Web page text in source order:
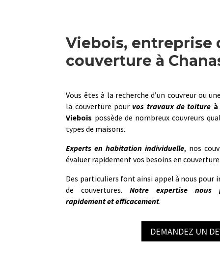
Viebois, entreprise
couverture à
Vous êtes à la recherche d’un couvreur ou
la couverture pour vos travaux de toiture à
Viebois possède de nombreux couvreurs
types de maisons.
Experts en habitation individuelle, nos
évaluer rapidement vos besoins en
Des particuliers font ainsi appel à nous pour
de couvertures.Notre
expertise nous
rapidement et efficacement.
DEMANDEZ UN